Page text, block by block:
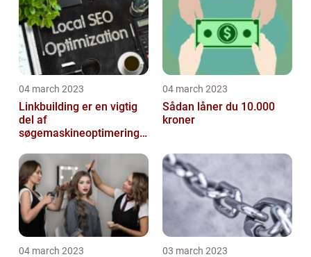
04 march 2023
Linkbuilding er en vigtig
del af
søgemaskineoptimeringe
04 march 2023
Sådan låner du 10.000
kroner
04 march 2023 03 march 2023